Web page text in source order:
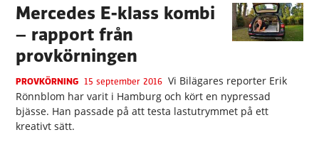
Mercedes E-klass kombi
– rapport från
provkörningen
PROVKÖRNING 15 september 2016 Vi Bilägares reporter Erik
Rönnblom har varit i Hamburg och kört en nypressad
bjässe. Han passade på att testa lastutrymmet på ett
kreativt sätt.